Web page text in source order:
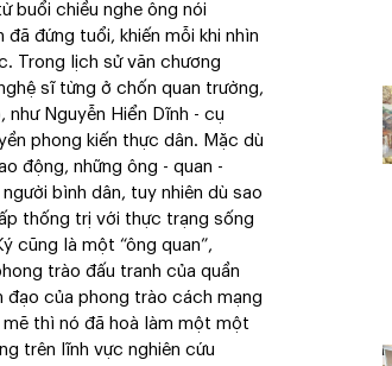
buổi chiều nghe ông nói
đứng tuổi, khiến mỗi khi nhìn
Trong lịch sử văn chương
sĩ từng ở chốn quan trường,
như Nguyễn Hiển Dĩnh - cụ
phong kiến thực dân. Mặc dù
động, những ông - quan -
bình dân, tuy nhiên dù sao
thống trị với thực trạng sống
cũng là một “ông quan”,
trào đấu tranh của quần
của phong trào cách mạng
thì nó đã hoà làm một một
trên lĩnh vực nghiên cứu